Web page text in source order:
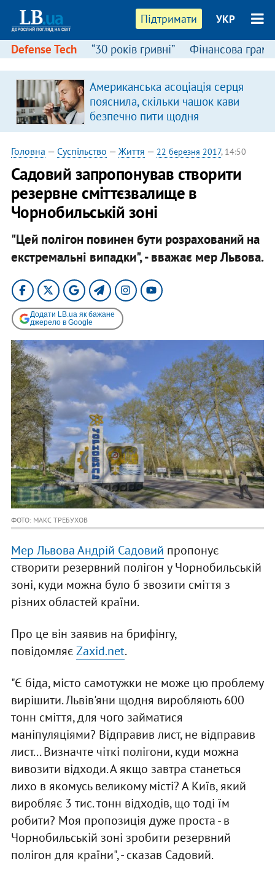
Підтримати УКР
Defense Tech “30 років гривні” Фінансова
Американська асоціація серця
пояснила, скільки чашок кави
безпечно пити щодня
Головна — Суспільство — Життя — 22 березня 2017, 14:50
Садовий запропонував створити
резервне сміттєзвалище в
Чорнобильській зоні
"Цей полігон повинен бути розрахований на
екстремальні випадки", - вважає мер Львова.
Додати LB.ua як бажане
джерело в Google
ФОТО: МАКС ТРЕБУХОВ
Мер Львова Андрій Садовий пропонує
створити резервний полігон у Чорнобильській
зоні, куди можна було б звозити сміття з
різних областей країни.
Про це він заявив на брифінгу,
повідомляєZaxid.net.
"Є біда, місто самотужки не може цю проблему
вирішити. Львів'яни щодня виробляють 600
тонн сміття, для чого займатися
маніпуляціями? Відправив лист, не відправив
лист... Визначте чіткі полігони, куди можна
вивозити відходи. А якщо завтра станеться
лихо в якомусь великому місті? А Київ, який
виробляє 3 тис. тонн відходів, що тоді їм
робити? Моя пропозиція дуже проста - в
Чорнобильській зоні зробити резервний
полігон для країни", - сказав Садовий.